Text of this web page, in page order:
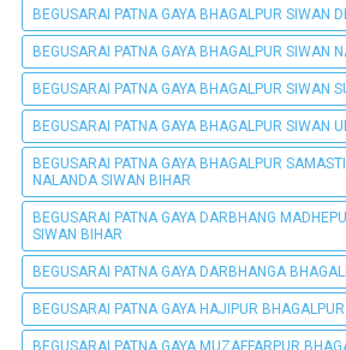
BEGUSARAI PATNA GAYA BHAGALPUR SIWAN
BEGUSARAI PATNA GAYA BHAGALPUR SIWAN
BEGUSARAI PATNA GAYA BHAGALPUR SIWAN
BEGUSARAI PATNA GAYA BHAGALPUR SIWAN
BEGUSARAI PATNA GAYA BHAGALPUR
NALANDA SIWAN BIHAR
BEGUSARAI PATNA GAYA DARBHANG
SIWAN BIHAR
BEGUSARAI PATNA GAYA DARBHANGA
BEGUSARAI PATNA GAYA HAJIPUR